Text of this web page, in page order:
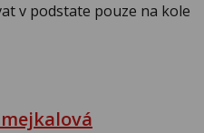
v podstate pouze na kole